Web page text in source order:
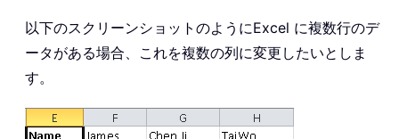
以下のスクリーンショットのようにExcel に複数行のデ
ータがある場合、これを複数の列に変更したいとしま
す。